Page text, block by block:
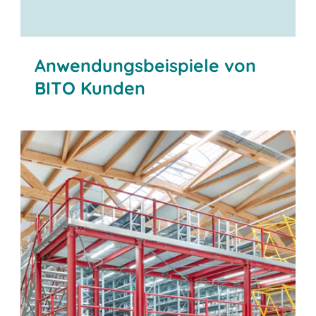
Anwendungsbeispiele von
BITO Kunden